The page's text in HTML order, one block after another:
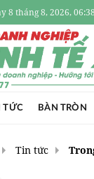
8 tháng 8, 2026,
TỨC BÀN TRÒN
Tin tức